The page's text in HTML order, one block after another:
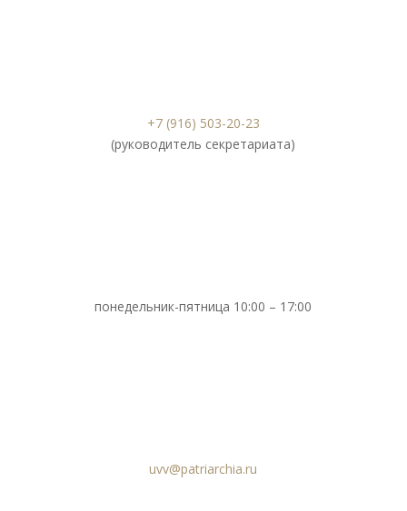
+7 (916) 503-20-23
(руководитель секретариата)
понедельник-пятница 10:00 – 17:00
uvv@patriarchia.ru